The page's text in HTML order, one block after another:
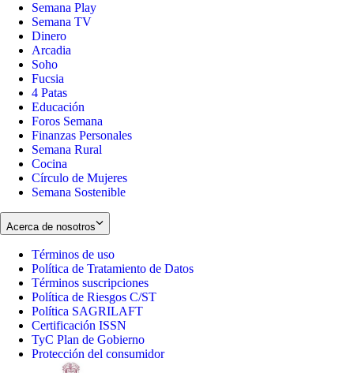
Semana Play
Semana TV
Dinero
Arcadia
Soho
in
new
window
Fucsia
in
new
window
4 Patas
Educación
Foros Semana
Finanzas Personales
Semana Rural
Cocina
Círculo de Mujeres
Semana Sostenible
Acerca de nosotros
Términos de uso
in
new
window
Política de Tratamiento de Datos
Términos suscripciones
in
Política de Riesgos C/ST
Política SAGRILAFT
new
window
Certificación ISSN
in
new
TyC Plan de Gobierno
in
Protección del consumidorOpens